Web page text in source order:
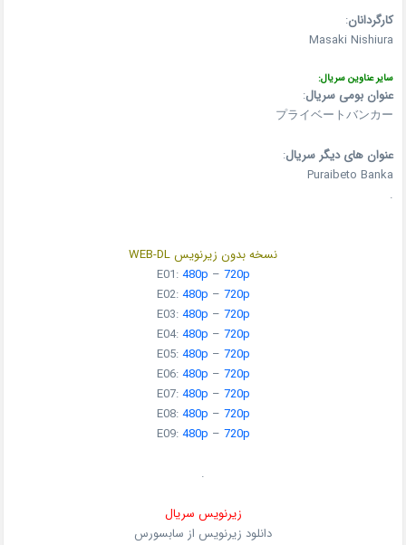
کارگردانان:
Masaki Nishiura
سایر عناوین سریال:
عنوان بومی سریال:
プライベートバンカー
عنوان های دیگر سریال:
Puraibeto Banka
.
نسخه بدون زیرنویس WEB-DL
E01:480p – 720p
E02:480p – 720p
E03:480p – 720p
E04:480p – 720p
E05:480p – 720p
E06:480p – 720p
E07:480p – 720p
E08:480p – 720p
E09:480p – 720p
.
زیرنویس سریال
دانلود زیرنویس از سابسورس